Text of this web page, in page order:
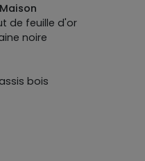
Maison
de feuille d'or
noire
bois